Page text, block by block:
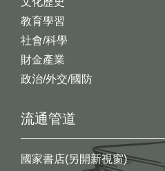
教育學習
社會/科學
財金產業
政治/外交/國防
流通管道
國家書店(另開新視窗)